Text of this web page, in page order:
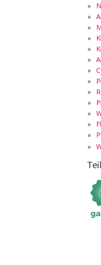
»
»
»
»
»
»
»
»
»
»
»
»
»
»